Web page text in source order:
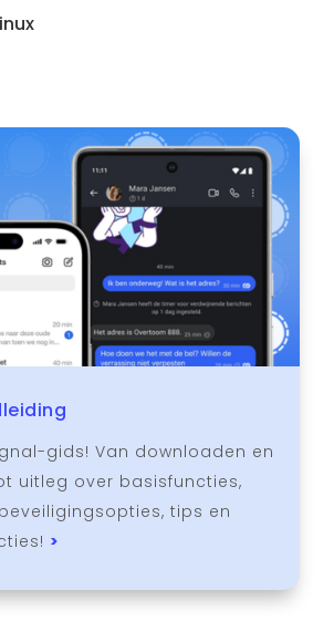
gids! Van downloaden en
uitleg over basisfuncties,
tips en
>